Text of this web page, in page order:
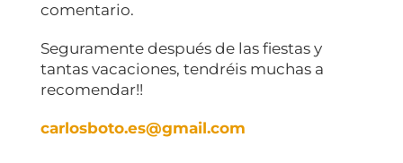
comentario.
Seguramente después de las fiestas y
tantas vacaciones, tendréis muchas a
recomendar!!
carlosboto.es@gmail.com